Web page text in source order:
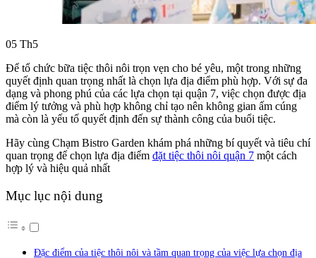
05 Th5
Để tổ chức bữa tiệc thôi nôi trọn vẹn cho bé yêu, một trong những
quyết định quan trọng nhất là chọn lựa địa điểm phù hợp. Với sự đa
dạng và phong phú của các lựa chọn tại quận 7, việc chọn được địa
điểm lý tưởng và phù hợp không chỉ tạo nên không gian ấm cúng
mà còn là yếu tố quyết định đến sự thành công của buổi tiệc.
Hãy cùng Chạm Bistro Garden khám phá những bí quyết và tiêu chí
quan trọng để chọn lựa địa điểm đặt tiệc thôi nôi quận 7 một cách
hợp lý và hiệu quả nhất
Mục lục nội dung
Đặc điểm của tiệc thôi nôi và tầm quan trọng của việc lựa chọn địa